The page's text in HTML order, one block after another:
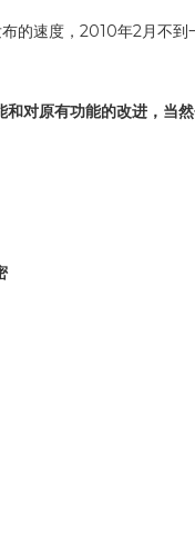
的速度，2010年2月不
原有功能的改进，当